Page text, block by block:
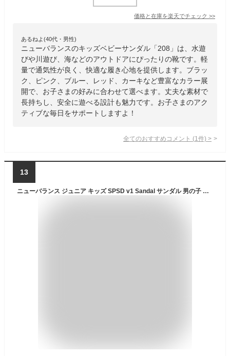
価格と在庫を楽天でチェック >>
あるねよ(40代・男性)
ニューバランスのキッズベビーサンダル「208」は、水遊
びや川遊び、海などのアウトドアにぴったりの靴です。軽
量で通気性が良く、快適な履き心地を提供します。ブラッ
ク、ピンク、ブルー、レッド、カーキなど豊富なカラー展
開で、お子さまの好みに合わせて選べます。丈夫な素材で
長持ちし、安全に遊べる設計も魅力です。お子さまのアク
ティブな毎日をサポートしますよ！
全てのおすすめコメント (1 件) >
13
ニューバランス ジュニア キッズ SPSD v1 Sandal サンダル 男の子 女の子 靴 シューズ スポサン スポーツサンダル ブラック 黒 送料無料 New Balance SYFSPSA1M